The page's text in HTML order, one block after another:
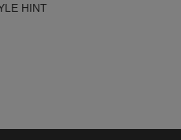
HINT